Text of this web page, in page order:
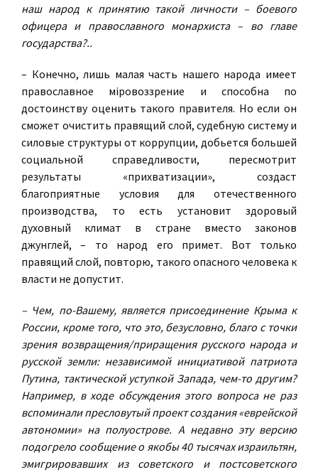
наш народ к принятию такой личности – боевого
офицера и православного монархиста – во главе
государства?..
– Конечно, лишь малая часть нашего народа имеет
православное мiровоззрение и способна по
достоинству оценить такого правителя. Но если он
сможет очистить правящий слой, судебную систему и
силовые структуры от коррупции, добьется большей
социальной справедливости, пересмотрит
результаты «прихватизации», создаст
благоприятные условия для отечественного
производства, то есть установит здоровый
духовный климат в стране вместо законов
джунглей, – то народ его примет. Вот только
правящий слой, повторю, такого опасного человека к
власти не допустит.
– Чем, по-Вашему, является присоединение Крыма к
России, кроме того, что это, безусловно, благо с точки
зрения возвращения/приращения русского народа и
русской земли: независимой инициативой патриота
Путина, тактической уступкой Запада, чем-то другим?
Например, в ходе обсуждения этого вопроса не раз
вспоминали пресловутый проект создания «еврейской
автономии» на полуострове. А недавно эту версию
подогрело сообщение о якобы 40 тысячах израильтян,
эмигрировавших из советского и постсоветского